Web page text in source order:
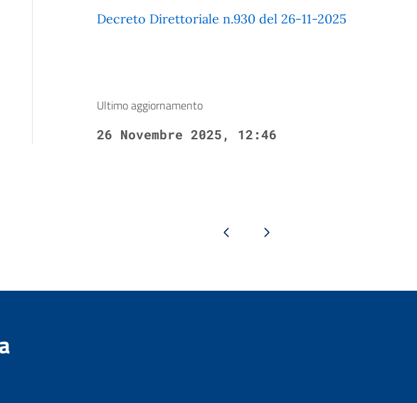
Decreto Direttoriale n.930 del 26-11-2025
Ultimo aggiornamento
26 Novembre 2025, 12:46
Pagina precedentePagina successiva